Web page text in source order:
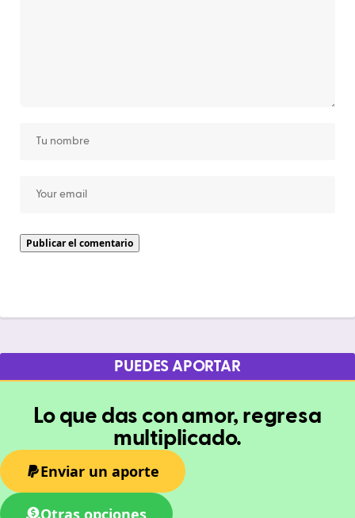
PUEDES APORTAR
Lo que das con amor, regresa
multiplicado.
Enviar un aporte
Otras opciones